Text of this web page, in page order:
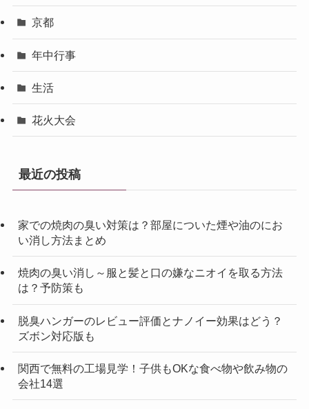
京都
年中行事
生活
花火大会
最近の投稿
家での焼肉の臭い対策は？部屋についた煙や油のにお
い消し方法まとめ
焼肉の臭い消し～服と髪と口の嫌なニオイを取る方法
は？予防策も
脱臭ハンガーのレビュー評価とナノイー効果はどう？
ズボン対応版も
関西で無料の工場見学！子供もOKな食べ物や飲み物の
会社14選